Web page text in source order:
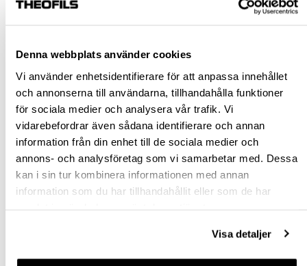
Denna webbplats använder cookies
Vi använder enhetsidentifierare för att anpassa innehållet
och annonserna till användarna, tillhandahålla funktioner
för sociala medier och analysera vår trafik. Vi
vidarebefordrar även sådana identifierare och annan
information från din enhet till de sociala medier och
annons- och analysföretag som vi samarbetar med. Dessa
kan i sin tur kombinera informationen med annan
information som du har tillhandahållit eller som de har
Visa detaljer
Jönköping huvudlager Slut i lager online
Jönköping butik Finns i lager
Stockholm butik Slut i lager
Snabba leveranser
Hämta i butik